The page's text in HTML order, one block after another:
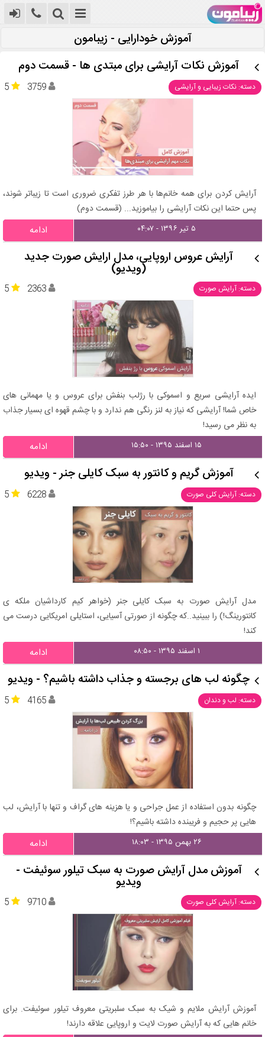
آموزش خودارایی - زیبامون
آموزش نکات آرایشی برای مبتدی ها - قسمت دوم
دسته: نکات زیبایی و آرایشی 5 3759
آرایش کردن برای همه خانم‌ها با هر طرز تفکری ضروری است تا زیباتر شوند،
پس حتما این نکات آرایشی را بیاموزید... (قسمت دوم)
۵ تیر ۱۳۹۶ - ۰۴:۰۷ ادامه
آرایش عروس اروپایی، مدل ارایش صورت جدید
(ویدیو)
دسته: آرایش صورت 5 2363
ایده آرایشی سریع و اسموکی با رژلب بنفش برای عروس و یا مهمانی های
خاص شما! آرایشی که نیاز به لنز رنگی هم ندارد و با چشم قهوه ای بسیار جذاب
به نظر می رسید!
۱۵ اسفند ۱۳۹۵ - ۱۵:۵۰ ادامه
آموزش گریم و کانتور به سبک کایلی جنر - ویدیو
دسته: آرایش کلی صورت 5 6228
مدل آرایش صورت به سبک کایلی جنر (خواهر کیم کارداشیان ملکه ی
کانتورینگ!) را ببینید..که چگونه از صورتی آسیایی، استایلی امریکایی درست می
کند!
۱ اسفند ۱۳۹۵ - ۰۸:۵۰ ادامه
چگونه لب های برجسته و جذاب داشته باشیم؟ - ویدیو
دسته: لب و دندان 5 4165
چگونه بدون استفاده از عمل جراحی و یا هزینه های گراف و تنها با آرایش، لب
هایی پر حجیم و فریبنده داشته باشیم؟!
۲۶ بهمن ۱۳۹۵ - ۱۸:۰۳ ادامه
آموزش مدل آرایش صورت به سبک تیلور سوئیفت -
ویدیو
دسته: آرایش کلی صورت 5 9710
آموزش آرایش ملایم و شیک به سبک سلبریتی معروف تیلور سوئیفت. برای
خانم هایی که به آرایش صورت لایت و اروپایی علاقه دارند!